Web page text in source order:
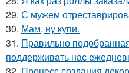
29. С мужем
30. Мам, ну купи.
31. Правильно
поддерживать нас